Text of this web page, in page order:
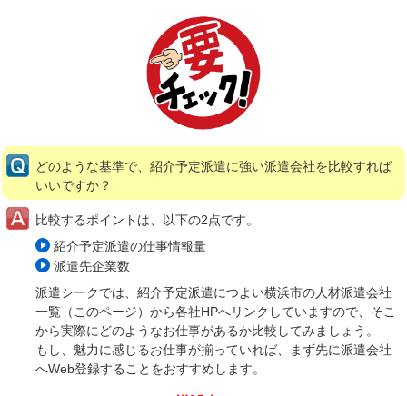
どのような基準で、紹介予定派遣に強い派遣会社を比較すれば
いいですか？
比較するポイントは、以下の2点です。
紹介予定派遣の仕事情報量
派遣先企業数
派遣シークでは、紹介予定派遣につよい横浜市の人材派遣会社
一覧（このページ）から各社HPへリンクしていますので、そこ
から実際にどのようなお仕事があるか比較してみましょう。
もし、魅力に感じるお仕事が揃っていれば、まず先に派遣会社
へWeb登録することをおすすめします。